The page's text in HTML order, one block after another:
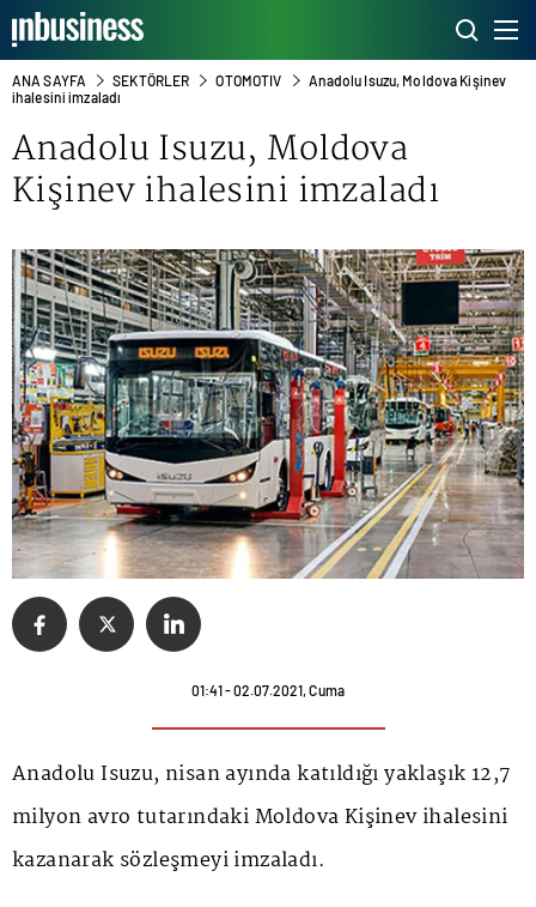
ANA SAYFA SEKTÖRLER OTOMOTIV
Anadolu Isuzu, Moldova Kişinev
ihalesini imzaladı
Anadolu Isuzu, Moldova
Kişinev ihalesini imzaladı
01:41 - 02.07.2021, Cuma
Anadolu Isuzu, nisan ayında katıldığı yaklaşık 12,7
milyon avro tutarındaki Moldova Kişinev ihalesini
kazanarak sözleşmeyi imzaladı.